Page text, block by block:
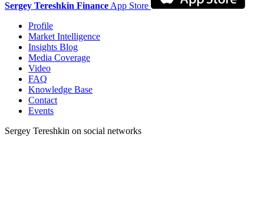
Sergey Tereshkin Finance App Store
Profile
Market Intelligence
Insights Blog
Media Coverage
Video
FAQ
Knowledge Base
Contact
Events
Sergey Tereshkin on social networks